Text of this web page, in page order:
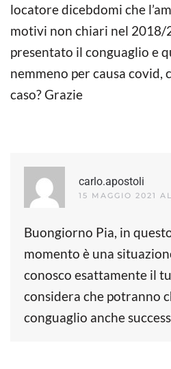
locatore dicebdomi che
motivi non chiari nel 2018/
presentato il conguaglio e
nemmeno per causa covid,
caso? Grazie
carlo.apostoli
15 MAGGIO 2021
Buongiorno Pia, in
momento è una
conosco esattamente il
considera che potranno
conguaglio anche